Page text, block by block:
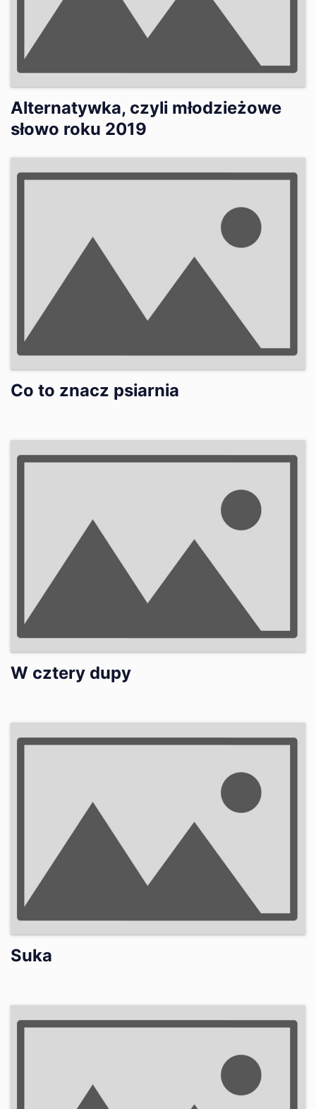
Alternatywka, czyli młodzieżowe
słowo roku 2019
Co to znacz psiarnia
W cztery dupy
Suka